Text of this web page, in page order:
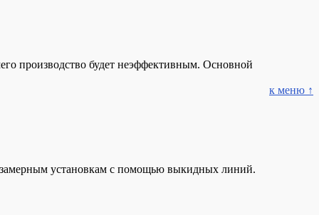
производство будет неэффективным. Основной
к меню ↑
установкам с помощью выкидных линий.